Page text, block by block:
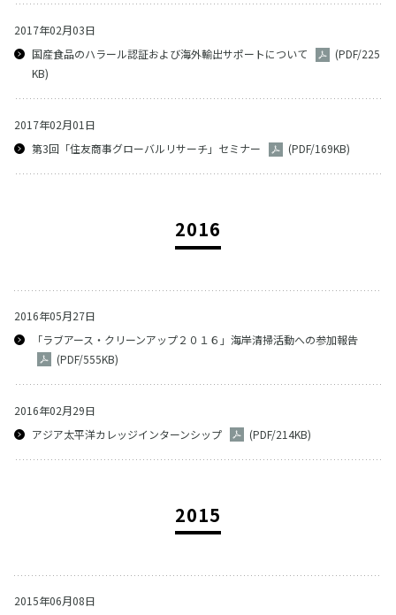
2017年02月03日
国産食品のハラール認証および海外輸出サポートについて
(PDF/225
KB)
2017年02月01日
第3回「住友商事グローバルリサーチ」セミナー
(PDF/169KB)
2016
2016年05月27日
「ラブアース・クリーンアップ２０１６」海岸清掃活動への参加報告
(PDF/555KB)
2016年02月29日
アジア太平洋カレッジインターンシップ
(PDF/214KB)
2015
2015年06月08日